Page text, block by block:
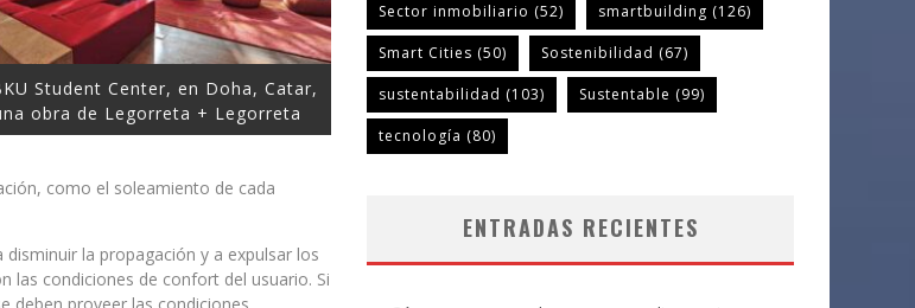
Student Center, en Doha, Catar,
obra de Legorreta + Legorreta
como el soleamiento de cada
la propagación y a expulsar los
las condiciones de confort del usuario. Si
Sector inmobiliario (52) smartbuilding (126)
Smart Cities (50) Sostenibilidad (67)
sustentabilidad (103) Sustentable (99)
tecnología (80)
ENTRADAS RECIENTES